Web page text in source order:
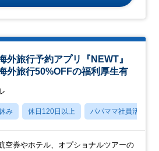
外旅行予約アプリ『NEWT』
外旅行50%OFFの福利厚生有
み 休日120日以上 パパママ社員活躍中
空券やホテル、オプショナルツアーの